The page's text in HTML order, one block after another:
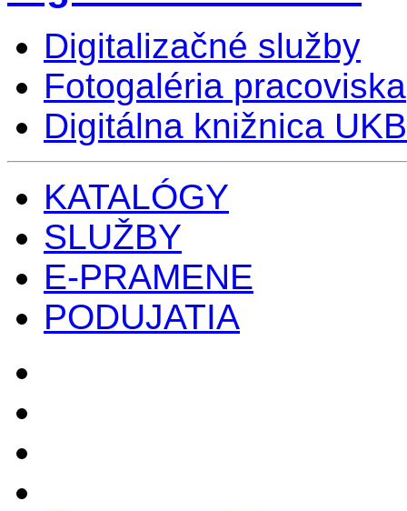
Digitalizačné služby
Fotogaléria pracoviska
Digitálna knižnica UKB
KATALÓGY
SLUŽBY
E-PRAMENE
PODUJATIA